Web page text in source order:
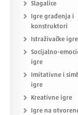
Slagalice
Igre građenja i
konstruktori
Istraživačke igre
Socijalno-
igre
Imitativne i
igre
Kreativne igre
Igre na